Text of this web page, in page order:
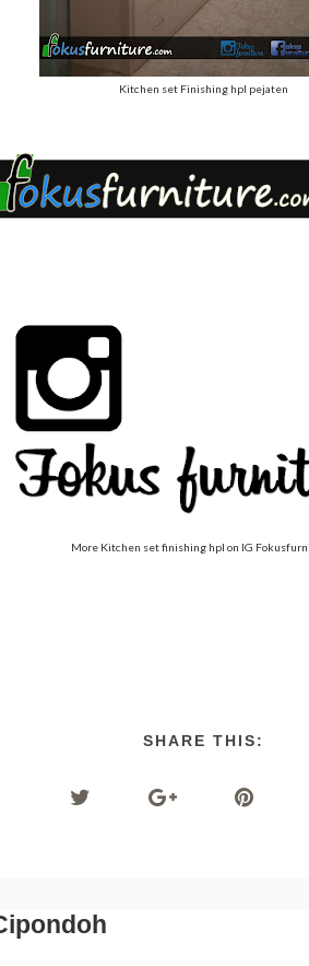
Kitchen set Finishing hpl pejaten
More Kitchen set finishing hpl on IG
SHARE THIS: